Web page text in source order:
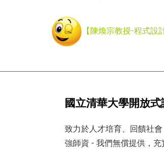
【陳煥宗教授-程式設
國立清華大學開放
致力於人才培育、回饋社
強師資 - 我們無償提供，